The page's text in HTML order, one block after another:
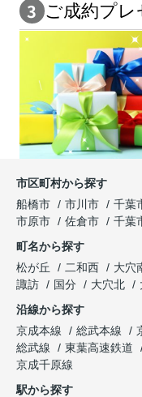
ご成約プレ
市区町村から探す
船橋市
市川市 千葉
市原市
佐倉市 千葉
町名から探す
松が丘
二和西 大穴
諏訪
国分 大穴北
沿線から探す
京成本線
総武本線
総武線
東葉高速鉄道
京成千原線
駅から探す